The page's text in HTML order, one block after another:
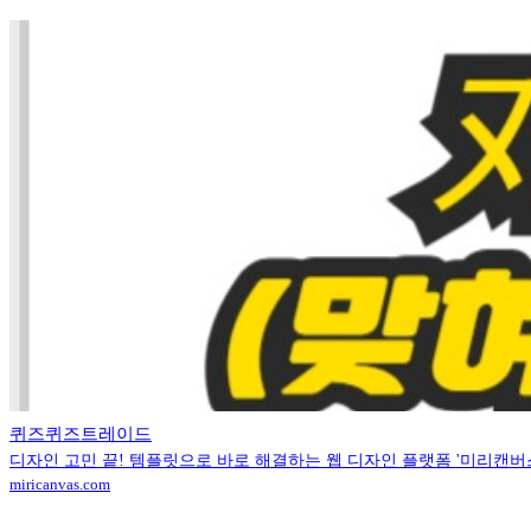
퀴즈퀴즈트레이드
디자인 고민 끝! 템플릿으로 바로 해결하는 웹 디자인 플랫폼 '미리캔버
miricanvas.com